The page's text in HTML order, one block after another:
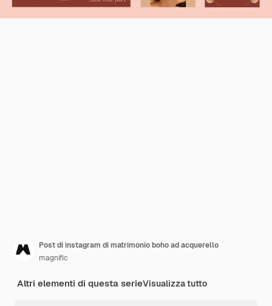
Post di instagram di matrimonio boho ad acquerello
magnific
Altri elementi di questa serieVisualizza tutto